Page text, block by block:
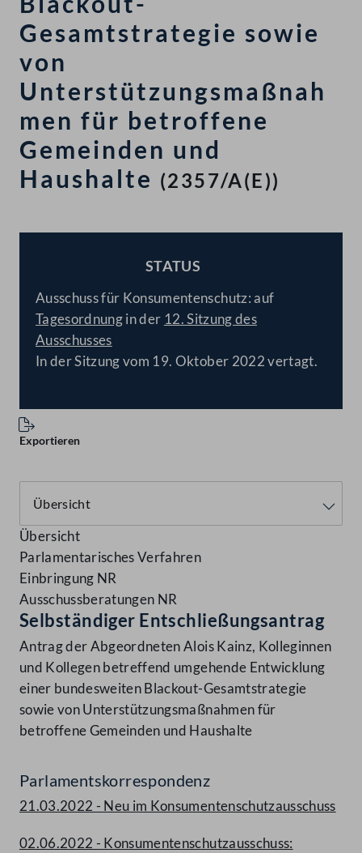
Gesamtstrategie sowie
von
Unterstützungsmaßnah
men für betroffene
Gemeinden und
Haushalte (2357/A(E))
STATUS
Ausschuss für Konsumentenschutz: auf
Tagesordnungin der 12. Sitzung des
Ausschusses
In der Sitzung vom 19. Oktober 2022 vertagt.
Exportieren
Übersicht
Parlamentarisches Verfahren
Einbringung NR
Ausschussberatungen NR
Selbständiger Entschließungsantrag
Antrag der Abgeordneten Alois Kainz, Kolleginnen
und Kollegen betreffend umgehende Entwicklung
einer bundesweiten Blackout-Gesamtstrategie
sowie von Unterstützungsmaßnahmen für
betroffene Gemeinden und Haushalte
Parlamentskorrespondenz
21.03.2022 - Neu im Konsumentenschutzausschuss
02.06.2022 - Konsumentenschutzausschuss: